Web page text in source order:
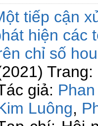
tiếp cận
hiện các
chỉ số
giả:
Luông,